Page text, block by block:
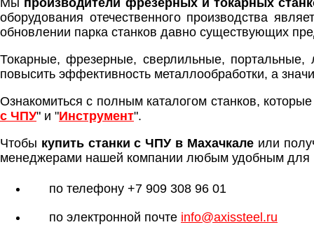
Мы производители фрезерных и токарных
оборудования отечественного производства
обновлении парка станков давно существующих
Токарные, фрезерные, сверлильные,
повысить эффективность металлообработки, а
Ознакомиться с полным каталогом станков,
с ЧПУ" и "Инструмент".
Чтобы купить станки с ЧПУ в Махачкалеили
менеджерами нашей компании любым удобным для
по телефону +7 909 308 96 01
по электронной почте info@axissteel.ru